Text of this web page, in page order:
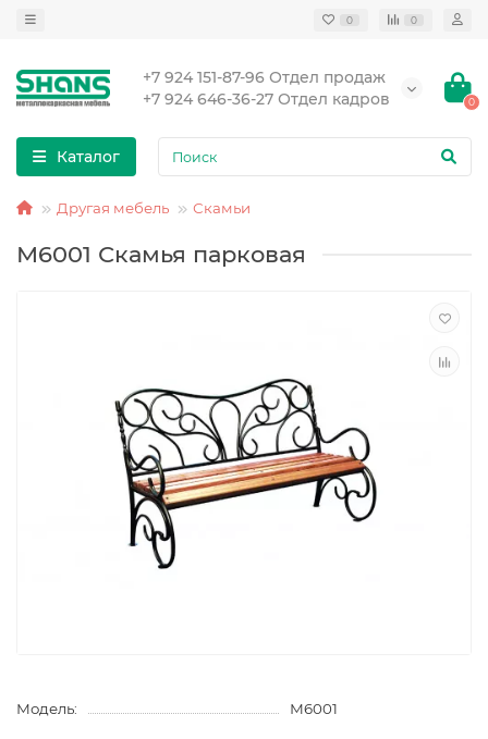
0 0
+7 924 151-87-96 Отдел продаж
+7 924 646-36-27 Отдел кадров
0
Каталог
Другая мебель Скамьи
М6001 Скамья парковая
Модель: М6001